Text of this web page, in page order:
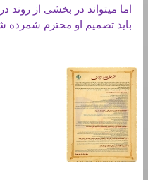
اما ميتواند در بخشی از روند
بايد تصميم او محترم شمرده